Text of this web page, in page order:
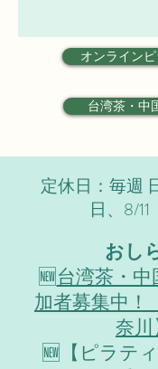
オンライン
台湾茶・中
定休日：毎週
日、8/11
おし
​🆕台湾茶・
加者募集中！
奈川
🆕【ピラテ